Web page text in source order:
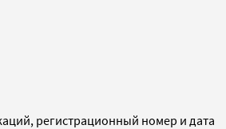
регистрационный номер и дата